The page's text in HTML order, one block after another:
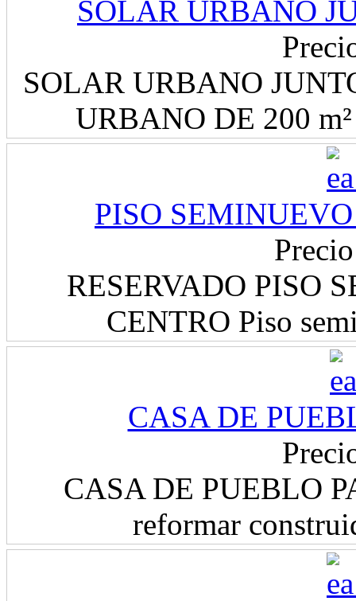
SOLAR URBANO
SOLAR URBANO
URBANO DE 200
PISO
RESERVADO PISO
CENTRO Piso
CASA DE
CASA DE PUEBLO
reformar